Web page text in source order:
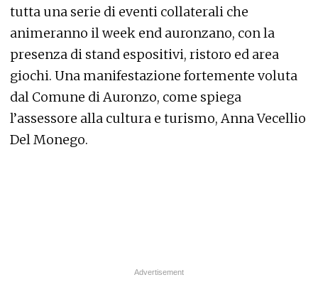
tutta una serie di eventi collaterali che
animeranno il week end auronzano, con la
presenza di stand espositivi, ristoro ed area
giochi. Una manifestazione fortemente voluta
dal Comune di Auronzo, come spiega
l’assessore alla cultura e turismo, Anna Vecellio
Del Monego.